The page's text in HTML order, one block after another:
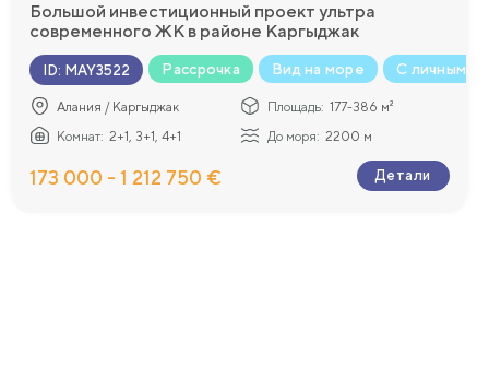
Большой инвестиционный проект ультра
современного ЖК в районе Каргыджак
ID: MAY3522 Рассрочка Вид на море С личным
Алания / Каргыджак Площадь: 177-386 м²
Комнат: 2+1, 3+1, 4+1 До моря: 2200 м
173 000 - 1 212 750 € Детали